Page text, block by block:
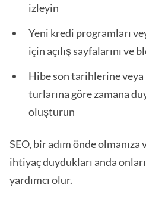
izleyin
Yeni kredi programları
için açılış sayfalarını ve
Hibe son tarihlerine
turlarına göre zamana
oluşturun
SEO, bir adım önde
ihtiyaç duydukları anda
yardımcı olur.